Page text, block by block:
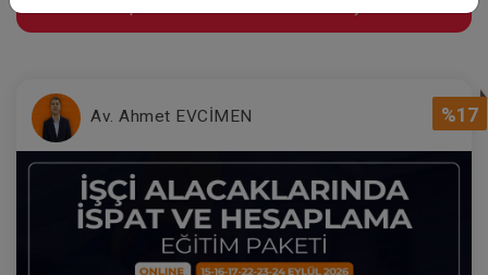
%17
Av. Ahmet EVCİMEN